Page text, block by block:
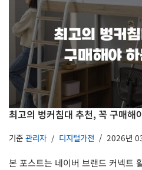
최고의 벙커침대 추천, 꼭 구매해
기준 관리자 디지털가전 2026년
본 포스트는 네이버 브랜드 커넥트